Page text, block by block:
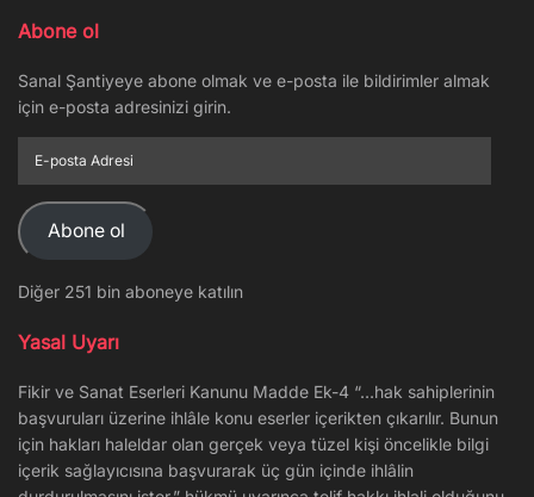
Abone ol
Sanal Şantiyeye abone olmak ve e-posta ile bildirimler almak
için e-posta adresinizi girin.
posta
Adresi
Abone ol
Diğer 251 bin aboneye katılın
Yasal Uyarı
Fikir ve Sanat Eserleri Kanunu Madde Ek-4 “…hak sahiplerinin
başvuruları üzerine ihlâle konu eserler içerikten çıkarılır. Bunun
için hakları haleldar olan gerçek veya tüzel kişi öncelikle bilgi
içerik sağlayıcısına başvurarak üç gün içinde ihlâlin